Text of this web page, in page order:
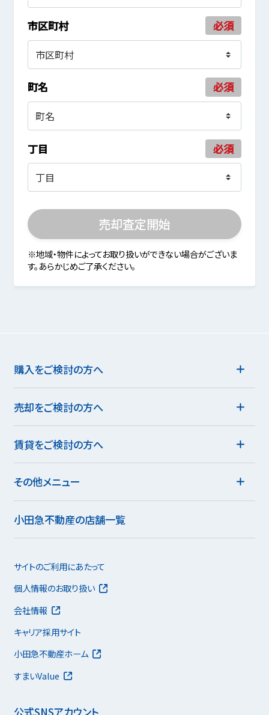
市区町村 必須
町名 必須
丁目 必須
売却査定開始
※地域・物件によってお取り扱いができない場合がございま
す。あらかじめご了承ください。
購入をご検討の方へ
売却をご検討の方へ
賃貸をご検討の方へ
その他メニュー
小田急不動産の店舗一覧
公式SNSアカウント
サイトのご利用にあたって
個人情報のお取り扱い
会社情報
キャリア採用サイト
小田急不動産ホーム
すまいValue